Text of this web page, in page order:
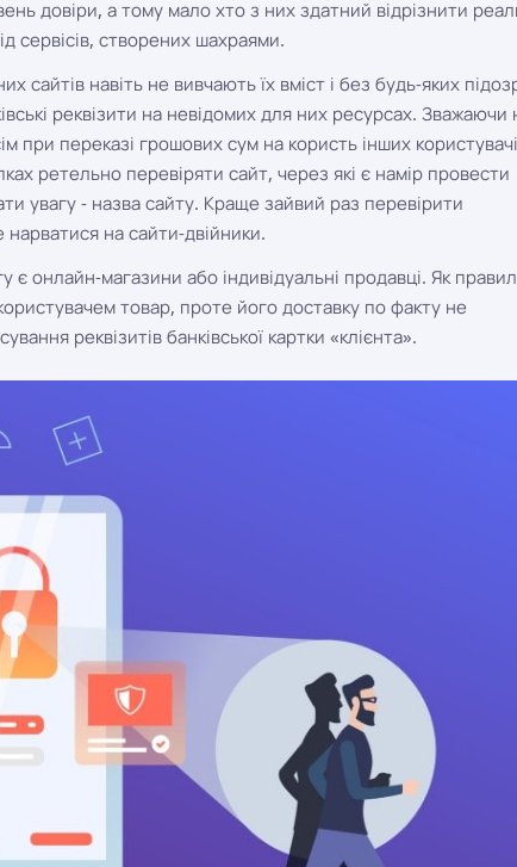
довіри, а тому мало хто з них здатний відрізнити
сервісів, створених шахраями.
сайтів навіть не вивчають їх вміст і без будь-яких
реквізити на невідомих для них ресурсах. Зважаючи
при переказі грошових сум на користь інших
ретельно перевіряти сайт, через які є намір провести
увагу - назва сайту. Краще зайвий раз перевірити
на сайти-двійники.
онлайн-магазини або індивідуальні продавці. Як
товар, проте його доставку по факту не
реквізитів банківської картки «клієнта».